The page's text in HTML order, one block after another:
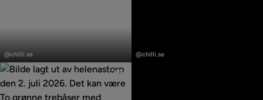
publisert
av
@chilli.se
publisert
@chilli.se